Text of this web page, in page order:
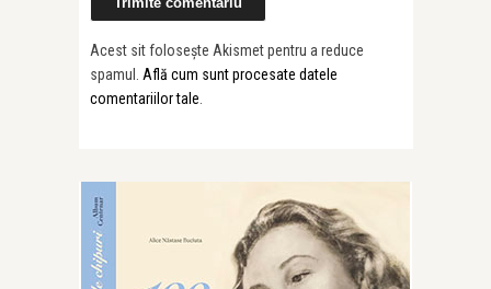
Acest sit folosește Akismet pentru a reduce
spamul. Află cum sunt procesate datele
comentariilor tale